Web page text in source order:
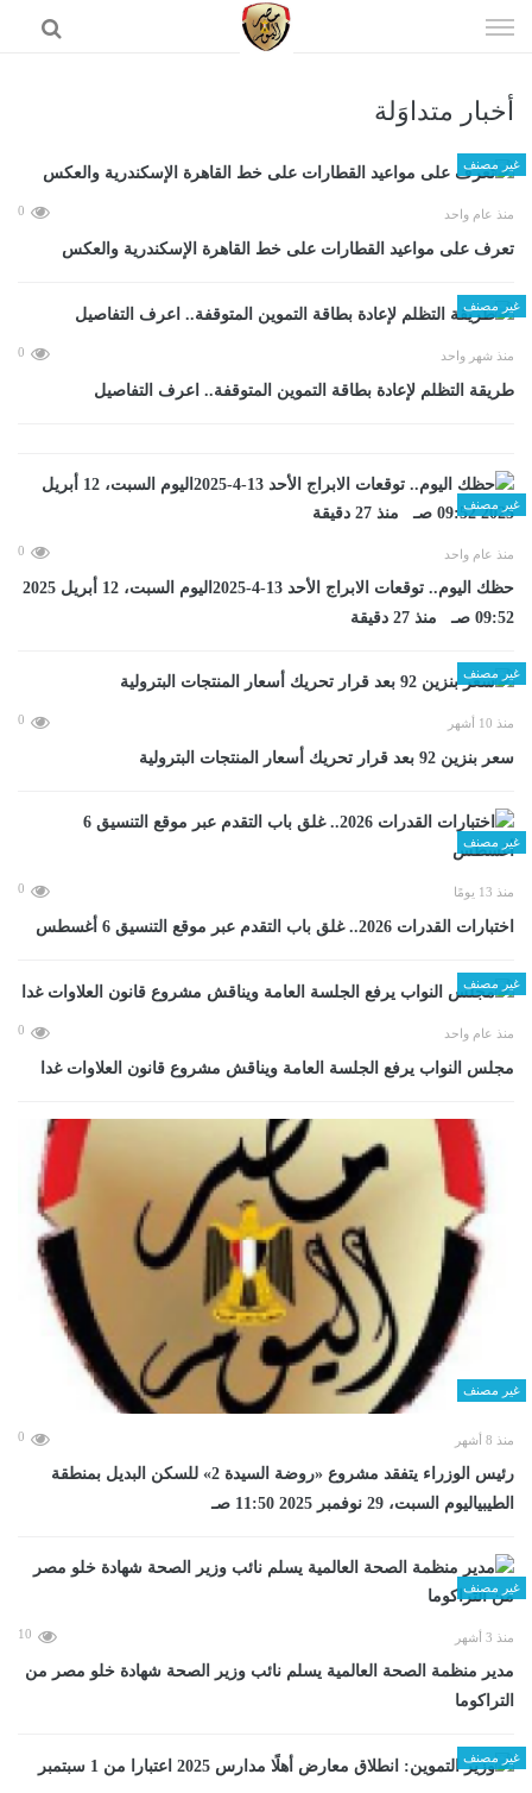
الى
أخبار متداوَلة
غير مصنف
منذ عام واحد 0
تعرف على مواعيد القطارات على خط القاهرة الإسكندرية والعكس
غير مصنف
منذ شهر واحد 0
طريقة التظلم لإعادة بطاقة التموين المتوقفة.. اعرف التفاصيل
غير مصنف
منذ عام واحد 0
حظك اليوم.. توقعات الابراج الأحد 13-4-2025اليوم السبت، 12 أبريل 2025
09:52 صـ منذ 27 دقيقة
غير مصنف
منذ 10 أشهر 0
سعر بنزين 92 بعد قرار تحريك أسعار المنتجات البترولية
غير مصنف
منذ 13 يومًا 0
اختبارات القدرات 2026.. غلق باب التقدم عبر موقع التنسيق 6 أغسطس
غير مصنف
منذ عام واحد 0
مجلس النواب يرفع الجلسة العامة ويناقش مشروع قانون العلاوات غدا
غير مصنف
منذ 8 أشهر 0
رئيس الوزراء يتفقد مشروع «روضة السيدة 2» للسكن البديل بمنطقة
الطيبياليوم السبت، 29 نوفمبر 2025 11:50 صـ
غير مصنف
منذ 3 أشهر 10
مدير منظمة الصحة العالمية يسلم نائب وزير الصحة شهادة خلو مصر من
التراكوما
غير مصنف